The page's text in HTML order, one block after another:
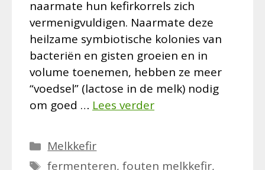
naarmate hun kefirkorrels zich
vermenigvuldigen. Naarmate deze
heilzame symbiotische kolonies van
bacteriën en gisten groeien en in
volume toenemen, hebben ze meer
“voedsel” (lactose in de melk) nodig
om goed … Lees verder
Categorieën
Melkkefir
Tags
fermenteren,fouten melkkefir,